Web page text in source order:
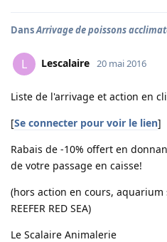
DansArrivage de poissons
L Lescalaire 20 mai 2016
Liste de l'arrivage et action en
[Se connecter pour voir le lien]
Rabais de -10% offert en
de votre passage en caisse!
(hors action en cours,
REEFER RED SEA)
Le Scalaire Animalerie